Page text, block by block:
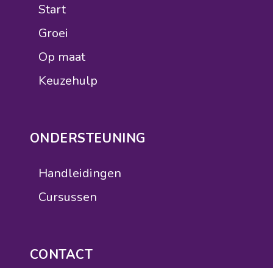
Start
Groei
Op maat
Keuzehulp
ONDERSTEUNING
Handleidingen
Cursussen
CONTACT